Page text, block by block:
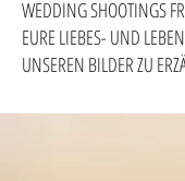
WEDDING SHOOTINGS
EURE LIEBES- UND
UNSEREN BILDER ZU